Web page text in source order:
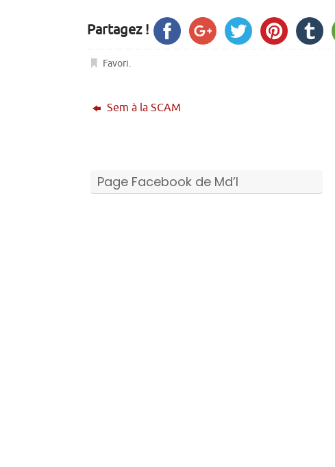
Partagez !
Favori.
Sem à la SCAM
Page Facebook de Md’I